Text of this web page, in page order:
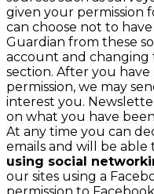
given your permission
can choose not to
Guardian from these
account and changing
section. After you
permission, we may
interest you.
on what you have
At any time you can
emails and will be able
using social
our sites using a